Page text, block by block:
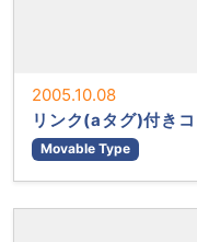
2005.10.08
リンク(aタグ)付き
Movable Type